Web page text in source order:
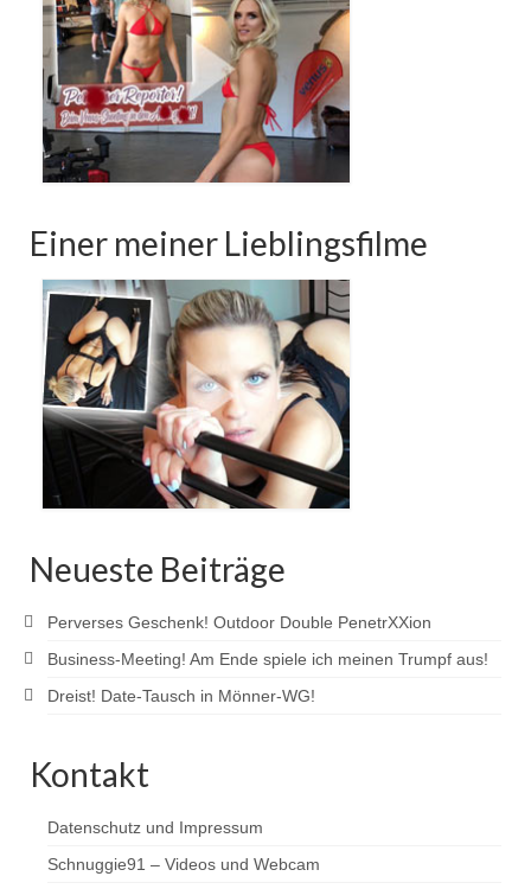
Einer meiner Lieblingsfilme
Neueste Beiträge
Perverses Geschenk! Outdoor Double PenetrXXion
Business-Meeting! Am Ende spiele ich meinen Trumpf aus!
Dreist! Date-Tausch in Mönner-WG!
Kontakt
Datenschutz und Impressum
Schnuggie91 – Videos und Webcam